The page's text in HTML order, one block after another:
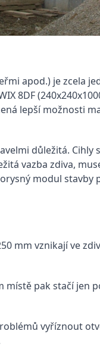
apod.) je zcela
8DF
lepší možnosti
důležitá.
vazba zdiva,
modul
mm vznikají ve
místě pak stačí
vyříznout